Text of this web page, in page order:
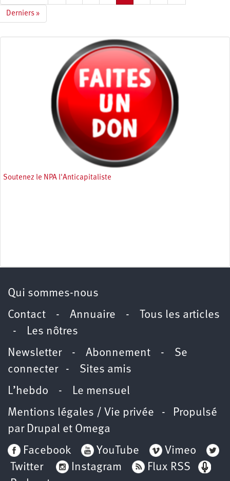
page
précédente
courante
suivante
Dernière
page
Derniers »
Soutenez le NPA l'Anticapitaliste
Qui sommes-nous
Contact - Annuaire - Tous les articles
-
Les nôtres
Newsletter- Abonnement - Se
connecter- Sites amis
L’hebdo -
Le mensuel
Mentions légales / Vie privée - Propulsé
par Drupal et Omega
Facebook
YouTube
Vimeo
Twitter
Instagram
Flux RSS